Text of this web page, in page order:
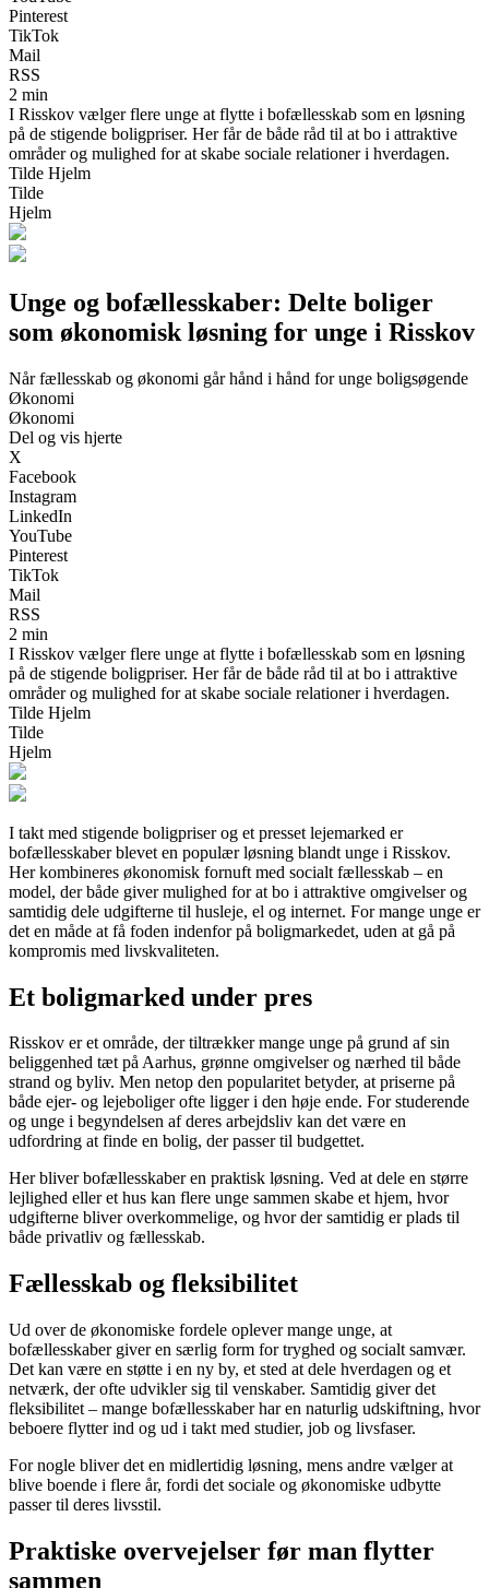
Pinterest
TikTok
Mail
RSS
2 min
I Risskov vælger flere unge at flytte i bofællesskab som en løsning
på de stigende boligpriser. Her får de både råd til at bo i attraktive
områder og mulighed for at skabe sociale relationer i hverdagen.
Tilde Hjelm
Tilde
Hjelm
Unge og bofællesskaber: Delte boliger
som økonomisk løsning for unge i Risskov
Når fællesskab og økonomi går hånd i hånd for unge boligsøgende
Økonomi
Økonomi
Del og vis hjerte
X
Facebook
Instagram
LinkedIn
YouTube
Pinterest
TikTok
Mail
RSS
2 min
I Risskov vælger flere unge at flytte i bofællesskab som en løsning
på de stigende boligpriser. Her får de både råd til at bo i attraktive
områder og mulighed for at skabe sociale relationer i hverdagen.
Tilde Hjelm
Tilde
Hjelm
I takt med stigende boligpriser og et presset lejemarked er
bofællesskaber blevet en populær løsning blandt unge i Risskov.
Her kombineres økonomisk fornuft med socialt fællesskab – en
model, der både giver mulighed for at bo i attraktive omgivelser og
samtidig dele udgifterne til husleje, el og internet. For mange unge er
det en måde at få foden indenfor på boligmarkedet, uden at gå på
kompromis med livskvaliteten.
Et boligmarked under pres
Risskov er et område, der tiltrækker mange unge på grund af sin
beliggenhed tæt på Aarhus, grønne omgivelser og nærhed til både
strand og byliv. Men netop den popularitet betyder, at priserne på
både ejer- og lejeboliger ofte ligger i den høje ende. For studerende
og unge i begyndelsen af deres arbejdsliv kan det være en
udfordring at finde en bolig, der passer til budgettet.
Her bliver bofællesskaber en praktisk løsning. Ved at dele en større
lejlighed eller et hus kan flere unge sammen skabe et hjem, hvor
udgifterne bliver overkommelige, og hvor der samtidig er plads til
både privatliv og fællesskab.
Fællesskab og fleksibilitet
Ud over de økonomiske fordele oplever mange unge, at
bofællesskaber giver en særlig form for tryghed og socialt samvær.
Det kan være en støtte i en ny by, et sted at dele hverdagen og et
netværk, der ofte udvikler sig til venskaber. Samtidig giver det
fleksibilitet – mange bofællesskaber har en naturlig udskiftning, hvor
beboere flytter ind og ud i takt med studier, job og livsfaser.
For nogle bliver det en midlertidig løsning, mens andre vælger at
blive boende i flere år, fordi det sociale og økonomiske udbytte
passer til deres livsstil.
Praktiske overvejelser før man flytter
sammen